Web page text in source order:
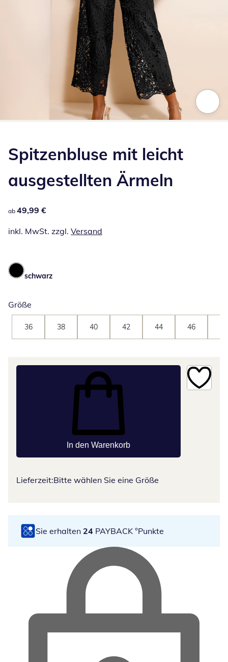
Spitzenbluse mit leicht
ausgestellten Ärmeln
49,99 €
ab 49,99 €
inkl. MwSt. zzgl. Versand
schwarz
Größe
36 38 40 42 44 46
In den Warenkorb
Lieferzeit:Bitte wählen Sie eine Größe
Sie erhalten 24 PAYBACK °Punkte